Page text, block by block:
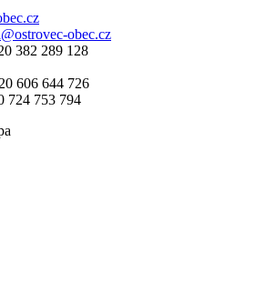
obec.cz
382 289 128
606 644 726
724 753 794